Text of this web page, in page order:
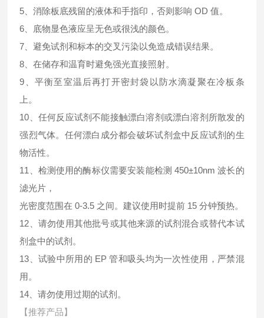
5、消除板底残留的液体和手指印，否则影响 OD 值。
6、底物显色液应呈无色或很浅的颜色。
7、避免试剂和标本的交叉污染以免造成错误结果。
8、在储存和温育时避免强光直接照射。
9、平衡至室温后再打开密封袋以防水滴凝聚在冷板条
上。
10、任何反应试剂不能接触漂白溶剂或漂白溶剂所散发的
强烈气体。任何漂白成分都会破坏试剂盒中反应试剂的生
物活性。
11、检测使用的酶标仪需要安装能检测 450±10nm 波长的
滤光片，
光密度范围在 0-3.5 之间。建议使用时提前 15 分钟预热。
12、请勿使用其他批号或其他来源的试剂混合或替代本试
剂盒中的试剂。
13、试验中所用的 EP 管和吸头均为一次性使用，严禁混
用。
14、请勿使用过期的试剂。
【推荐产品】